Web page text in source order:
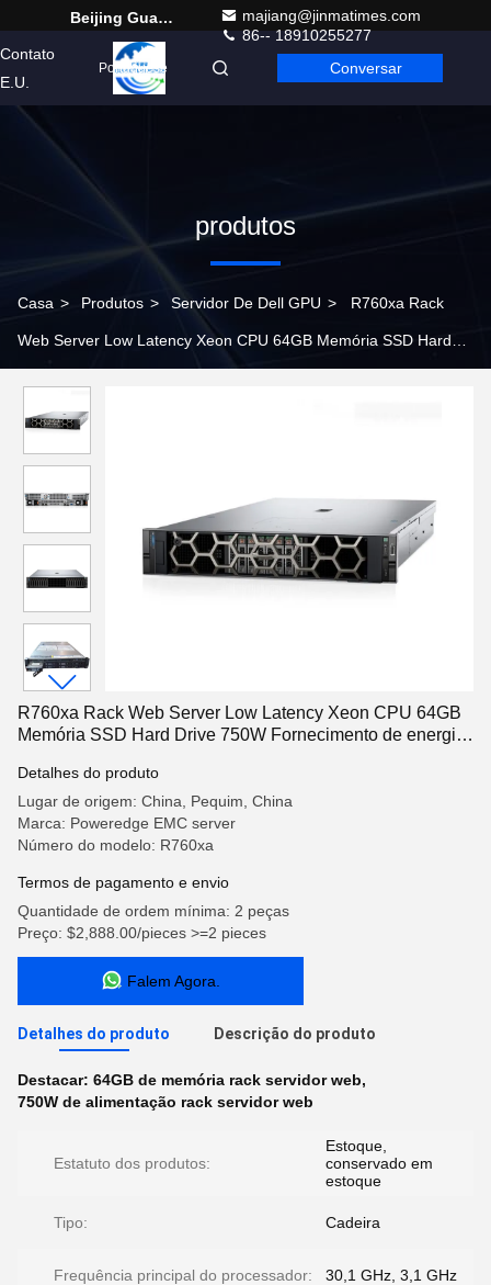
Beijing Guangtian Runze Technology Co., Ltd.
majiang@jinmatimes.com
86-- 18910255277
Contato
E.U.
Portuguese Conversar
produtos
Casa > Produtos > Servidor De Dell GPU > R760xa Rack
Web Server Low Latency Xeon CPU 64GB Memória SSD Hard
Stock
R760xa Rack Web Server Low Latency Xeon CPU 64GB
Memória SSD Hard Drive 750W Fornecimento de energia
Detalhes do produto
Lugar de origem: China, Pequim, China
Marca: Poweredge EMC server
Número do modelo: R760xa
Termos de pagamento e envio
Quantidade de ordem mínima: 2 peças
Preço: $2,888.00/pieces >=2 pieces
Falem Agora.
Detalhes do produto Descrição do produto
Destacar: 64GB de memória rack servidor web,
750W de alimentação rack servidor web
Estatuto dos produtos:
Estoque,
conservado em
estoque
Tipo: Cadeira
Frequência principal do processador: 30,1 GHz, 3,1 GHz